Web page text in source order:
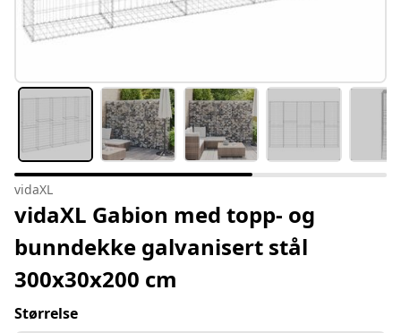
vidaXL
vidaXL Gabion med topp- og
bunndekke galvanisert stål
300x30x200 cm
Størrelse